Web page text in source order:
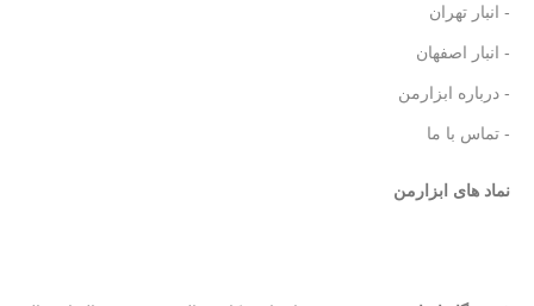
- انبار تهران
- انبار اصفهان
- درباره ابزارمن
- تماس با ما
نماد های ابزارمن